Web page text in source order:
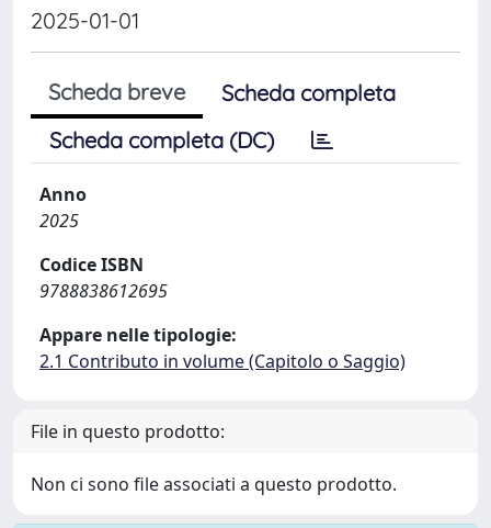
2025-01-01
Scheda breve
Scheda completa
Scheda completa (DC)
Anno
2025
Codice ISBN
9788838612695
Appare nelle tipologie:
2.1 Contributo in volume (Capitolo o Saggio)
File in questo prodotto:
Non ci sono file associati a questo prodotto.